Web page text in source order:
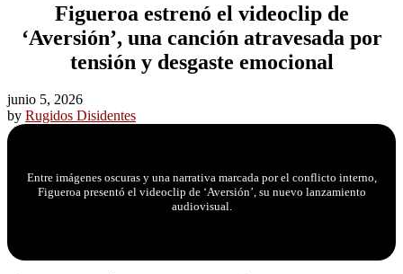
Figueroa estrenó el videoclip de
‘Aversión’, una canción atravesada por
tensión y desgaste emocional
junio 5, 2026
by Rugidos Disidentes
Entre imágenes oscuras y una narrativa marcada por el conflicto interno,
Figueroa presentó el videoclip de ‘Aversión’, su nuevo lanzamiento
audiovisual.